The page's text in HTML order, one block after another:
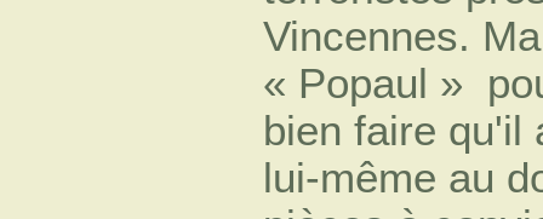
Vincennes.
« Popaul »
bien faire qu'il
lui-même au